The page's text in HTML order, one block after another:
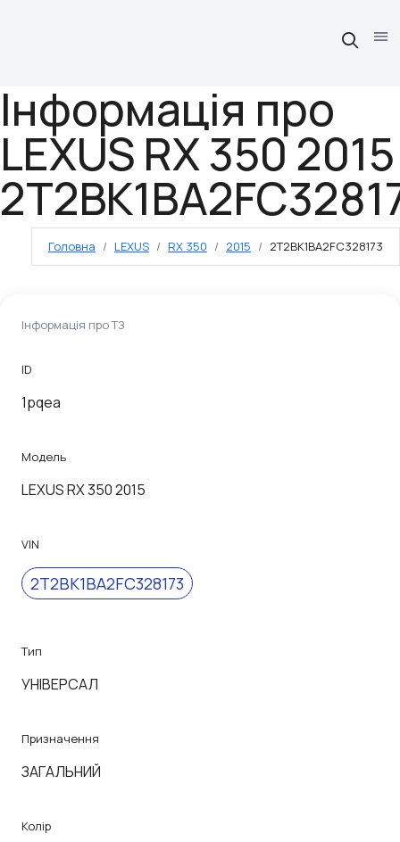
Інформація про
LEXUS RX 350 2015
Головна LEXUS RX 350 2015 2T2BK1BA2FC328173
Інформація про ТЗ
ID
1pqea
Модель
LEXUS RX 350 2015
VIN
2T2BK1BA2FC328173
Тип
УНІВЕРСАЛ
Призначення
ЗАГАЛЬНИЙ
Колір